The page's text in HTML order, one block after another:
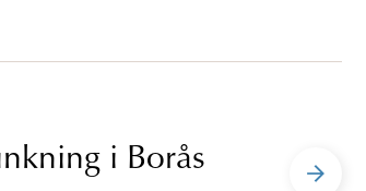
i Borås